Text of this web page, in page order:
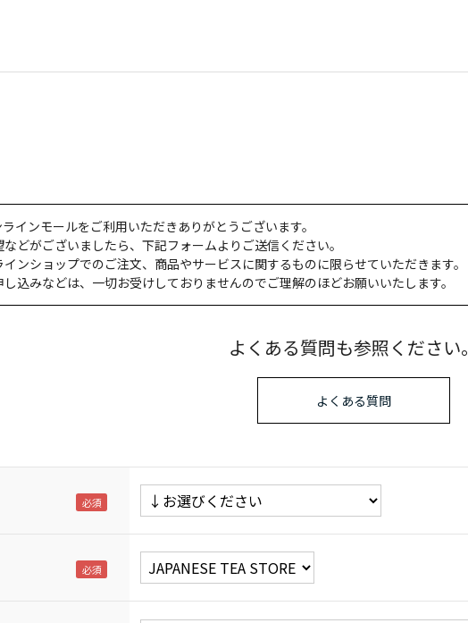
インモールをご利用いただきありがとうございます。
どがございましたら、下記フォームよりご送信ください。
ンショップでのご注文、商品やサービスに関するものに限らせていただきます。
込みなどは、一切お受けしておりませんのでご理解のほどお願いいたします。
よくある質問も参照ください。
よくある質問